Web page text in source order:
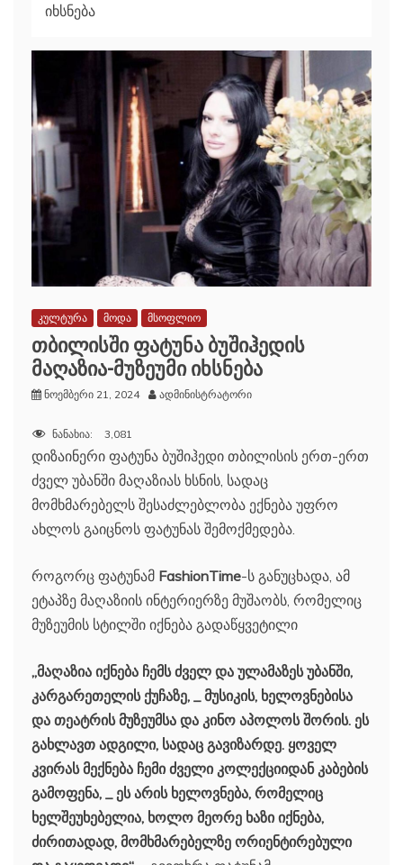
იხსნება
კულტურა მოდა მსოფლიო
თბილისში ფატუნა ბუშიჰედის
მაღაზია-მუზეუმი იხსნება
ნოემბერი 21, 2024 ადმინისტრატორი
ნანახია: 3,081
დიზაინერი ფატუნა ბუშიჰედი თბილისის ერთ-ერთ
ძველ უბანში მაღაზიას ხსნის, სადაც
მომხმარებელს შესაძლებლობა ექნება უფრო
ახლოს გაიცნოს ფატუნას შემოქმედება.
როგორც ფატუნამ FashionTime-ს განუცხადა, ამ
ეტაპზე მაღაზიის ინტერიერზე მუშაობს, რომელიც
მუზეუმის სტილში იქნება გადაწყვეტილი
„მაღაზია იქნება ჩემს ძველ და ულამაზეს უბანში,
კარგარეთელის ქუჩაზე, _ მუსიკის, ხელოვნებისა
და თეატრის მუზეუმსა და კინო აპოლოს შორის. ეს
გახლავთ ადგილი, სადაც გავიზარდე. ყოველ
კვირას მექნება ჩემი ძველი კოლექციიდან კაბების
გამოფენა, _ ეს არის ხელოვნება, რომელიც
ხელშეუხებელია, ხოლო მეორე ხაზი იქნება,
ძირითადად, მომხმარებელზე ორიენტირებული